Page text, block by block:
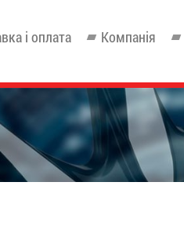
і оплата Компанія